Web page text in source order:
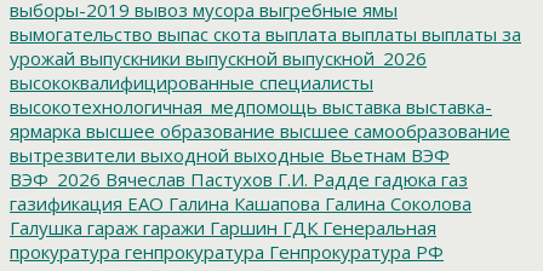
выборы-2019 вывоз мусора выгребные ямы
вымогательство выпас скота выплата выплаты выплаты за
урожай выпускники выпускной выпускной_2026
высококвалифицированные специалисты
высокотехнологичная_медпомощь выставка выставка-
ярмарка высшее образование высшее самообразование
вытрезвители выходной выходные Вьетнам ВЭФ
ВЭФ_2026 Вячеслав Пастухов Г.И. Радде гадюка газ
газификация ЕАО Галина Кашапова Галина Соколова
Галушка гараж гаражи Гаршин ГДК Генеральная
прокуратура генпрокуратура Генпрокуратура РФ